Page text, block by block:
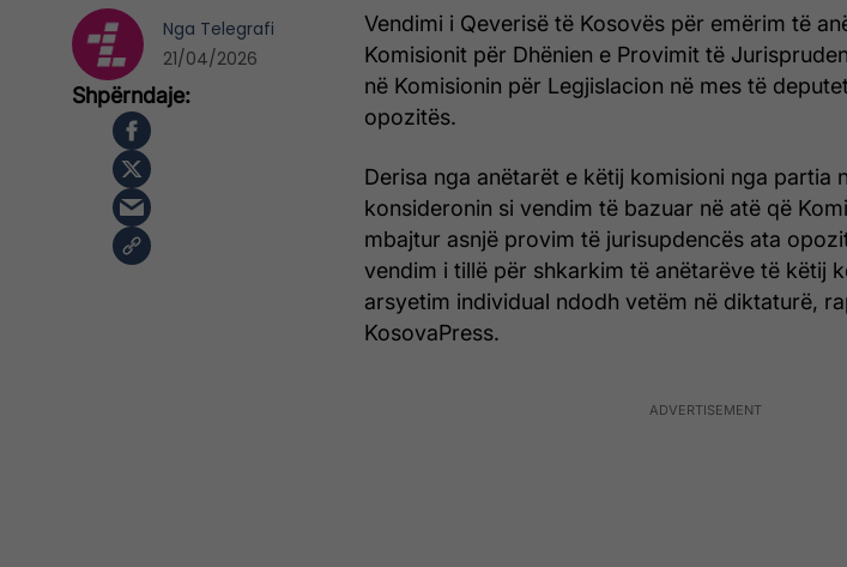
Vendimi i Qeverisë të Kosovës për emërim të
Komisionit për Dhënien e Provimit të
në Komisionin për Legjislacion në mes të
opozitës.
Derisa nga anëtarët e këtij komisioni nga partia
konsideronin si vendim të bazuar në atë që
mbajtur asnjë provim të jurisupdencës ata
vendim i tillë për shkarkim të anëtarëve të këtij
arsyetim individual ndodh vetëm në diktaturë,
KosovaPress.
Nga Telegrafi
21/04/2026